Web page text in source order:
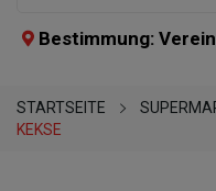
Bestimmung:
STARTSEITE
KEKSE